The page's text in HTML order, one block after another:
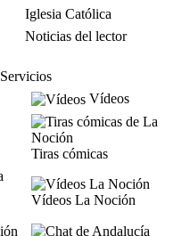
Iglesia Católica
Noticias del lector
Servicios
Vídeos
Tiras cómicas
Vídeos La Noción